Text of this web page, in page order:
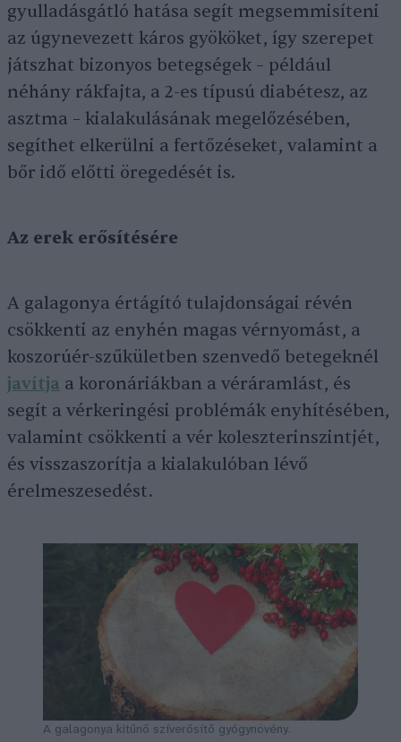
gyulladásgátló hatása segít megsemmisíteni
az úgynevezett káros gyököket, így szerepet
játszhat bizonyos betegségek – például
néhány rákfajta, a 2-es típusú diabétesz, az
asztma – kialakulásának megelőzésében,
segíthet elkerülni a fertőzéseket, valamint a
bőr idő előtti öregedését is.
Az erek erősítésére
A galagonya értágító tulajdonságai révén
csökkenti az enyhén magas vérnyomást, a
koszorúér-szűkületben szenvedő betegeknél
javítja a koronáriákban a véráramlást, és
segít a vérkeringési problémák enyhítésében,
valamint csökkenti a vér koleszterinszintjét,
és visszaszorítja a kialakulóban lévő
érelmeszesedést.
A galagonya kitűnő szíverősítő gyógynövény.